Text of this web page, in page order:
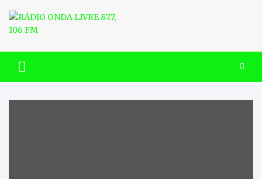
content
RÁDIO ONDA LIVRE 87.7, 106
FM